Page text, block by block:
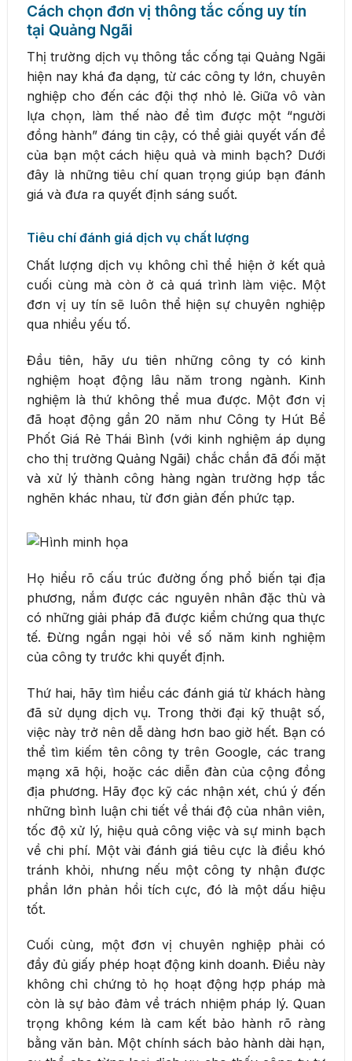
Cách chọn đơn vị thông tắc cống uy tín
tại Quảng Ngãi
Thị trường dịch vụ thông tắc cống tại Quảng Ngãi
hiện nay khá đa dạng, từ các công ty lớn, chuyên
nghiệp cho đến các đội thợ nhỏ lẻ. Giữa vô vàn
lựa chọn, làm thế nào để tìm được một “người
đồng hành” đáng tin cậy, có thể giải quyết vấn đề
của bạn một cách hiệu quả và minh bạch? Dưới
đây là những tiêu chí quan trọng giúp bạn đánh
giá và đưa ra quyết định sáng suốt.
Tiêu chí đánh giá dịch vụ chất lượng
Chất lượng dịch vụ không chỉ thể hiện ở kết quả
cuối cùng mà còn ở cả quá trình làm việc. Một
đơn vị uy tín sẽ luôn thể hiện sự chuyên nghiệp
qua nhiều yếu tố.
Đầu tiên, hãy ưu tiên những công ty có kinh
nghiệm hoạt động lâu năm trong ngành. Kinh
nghiệm là thứ không thể mua được. Một đơn vị
đã hoạt động gần 20 năm như Công ty Hút Bể
Phốt Giá Rẻ Thái Bình (với kinh nghiệm áp dụng
cho thị trường Quảng Ngãi) chắc chắn đã đối mặt
và xử lý thành công hàng ngàn trường hợp tắc
nghẽn khác nhau, từ đơn giản đến phức tạp.
Họ hiểu rõ cấu trúc đường ống phổ biến tại địa
phương, nắm được các nguyên nhân đặc thù và
có những giải pháp đã được kiểm chứng qua thực
tế. Đừng ngần ngại hỏi về số năm kinh nghiệm
của công ty trước khi quyết định.
Thứ hai, hãy tìm hiểu các đánh giá từ khách hàng
đã sử dụng dịch vụ. Trong thời đại kỹ thuật số,
việc này trở nên dễ dàng hơn bao giờ hết. Bạn có
thể tìm kiếm tên công ty trên Google, các trang
mạng xã hội, hoặc các diễn đàn của cộng đồng
địa phương. Hãy đọc kỹ các nhận xét, chú ý đến
những bình luận chi tiết về thái độ của nhân viên,
tốc độ xử lý, hiệu quả công việc và sự minh bạch
về chi phí. Một vài đánh giá tiêu cực là điều khó
tránh khỏi, nhưng nếu một công ty nhận được
phần lớn phản hồi tích cực, đó là một dấu hiệu
tốt.
Cuối cùng, một đơn vị chuyên nghiệp phải có
đầy đủ giấy phép hoạt động kinh doanh. Điều này
không chỉ chứng tỏ họ hoạt động hợp pháp mà
còn là sự bảo đảm về trách nhiệm pháp lý. Quan
trọng không kém là cam kết bảo hành rõ ràng
bằng văn bản. Một chính sách bảo hành dài hạn,